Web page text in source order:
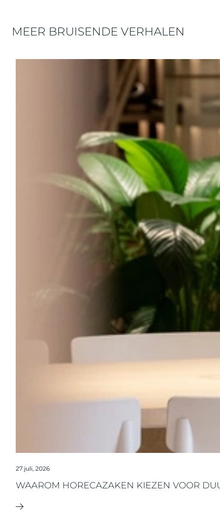
MEER BRUISENDE VERHALEN
27 juli, 2026
WAAROM HORECAZAKEN KIEZEN VOOR